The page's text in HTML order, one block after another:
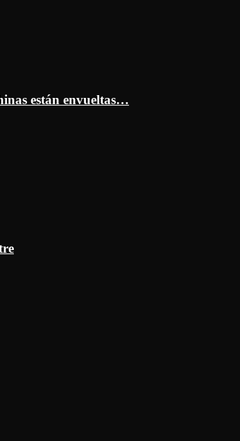
están envueltas…